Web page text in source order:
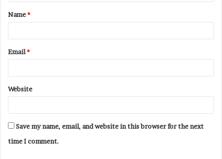
Name*
Email*
Website
Save my name, email, and website in this browser for the next
time I comment.